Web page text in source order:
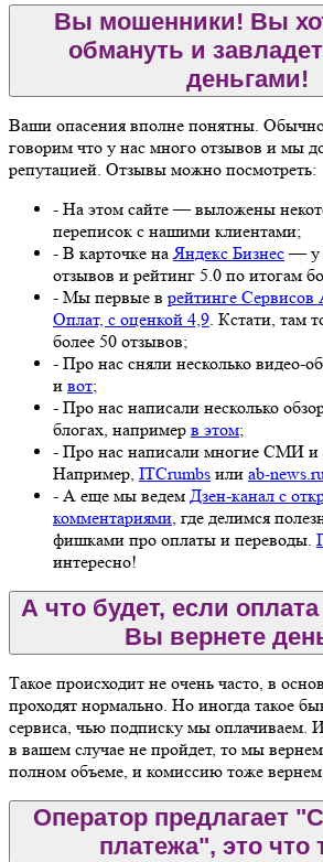
Вы мошенники! Вы
обмануть и
деньгами!
Ваши опасения вполне понятны.
говорим что у нас много отзывов и мы
репутацией. Отзывы можно посмотреть:
- На этом сайте — выложены
переписок с нашими клиентами;
- В карточке наЯндекс Бизнес— у
отзывов и рейтинг 5.0 по итогам
- Мы первые в рейтинге Сервисов
Оплат, с оценкой 4,9. Кстати, там
более 50 отзывов;
- Про нас сняли несколько видео-
и вот;
- Про нас написали несколько
блогах, например в этом;
- Про нас написали многие СМИ и
Например, ITCrumbs или ab-
- А еще мы ведем Дзен-канал с
комментариями, где делимся
фишками про оплаты и переводы.
интересно!
А что будет, если
Вы вернете
Такое происходит не очень часто, в
проходят нормально. Но иногда такое
сервиса, чью подписку мы оплачиваем.
в вашем случае не пройдет, то мы
полном объеме, и комиссию тоже
Оператор предлагает
платежа", это что